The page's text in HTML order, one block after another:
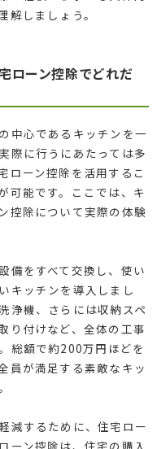
しましょう。
ローン控除でどれだ
中心であるキッチンを一
際に行うにあたっては多
ローン控除を活用するこ
可能です。ここでは、キ
控除について実際の体験
備をすべて交換し、使い
キッチンを導入しまし
浄機、さらには収納スペ
り付けなど、全体の工事
総額で約200万円ほどを
員が満足する素敵なキッ
減するために、住宅ロー
ーン控除は、住宅の購入